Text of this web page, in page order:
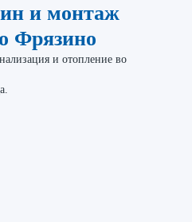
и монтаж
Фрязино
и отопление во